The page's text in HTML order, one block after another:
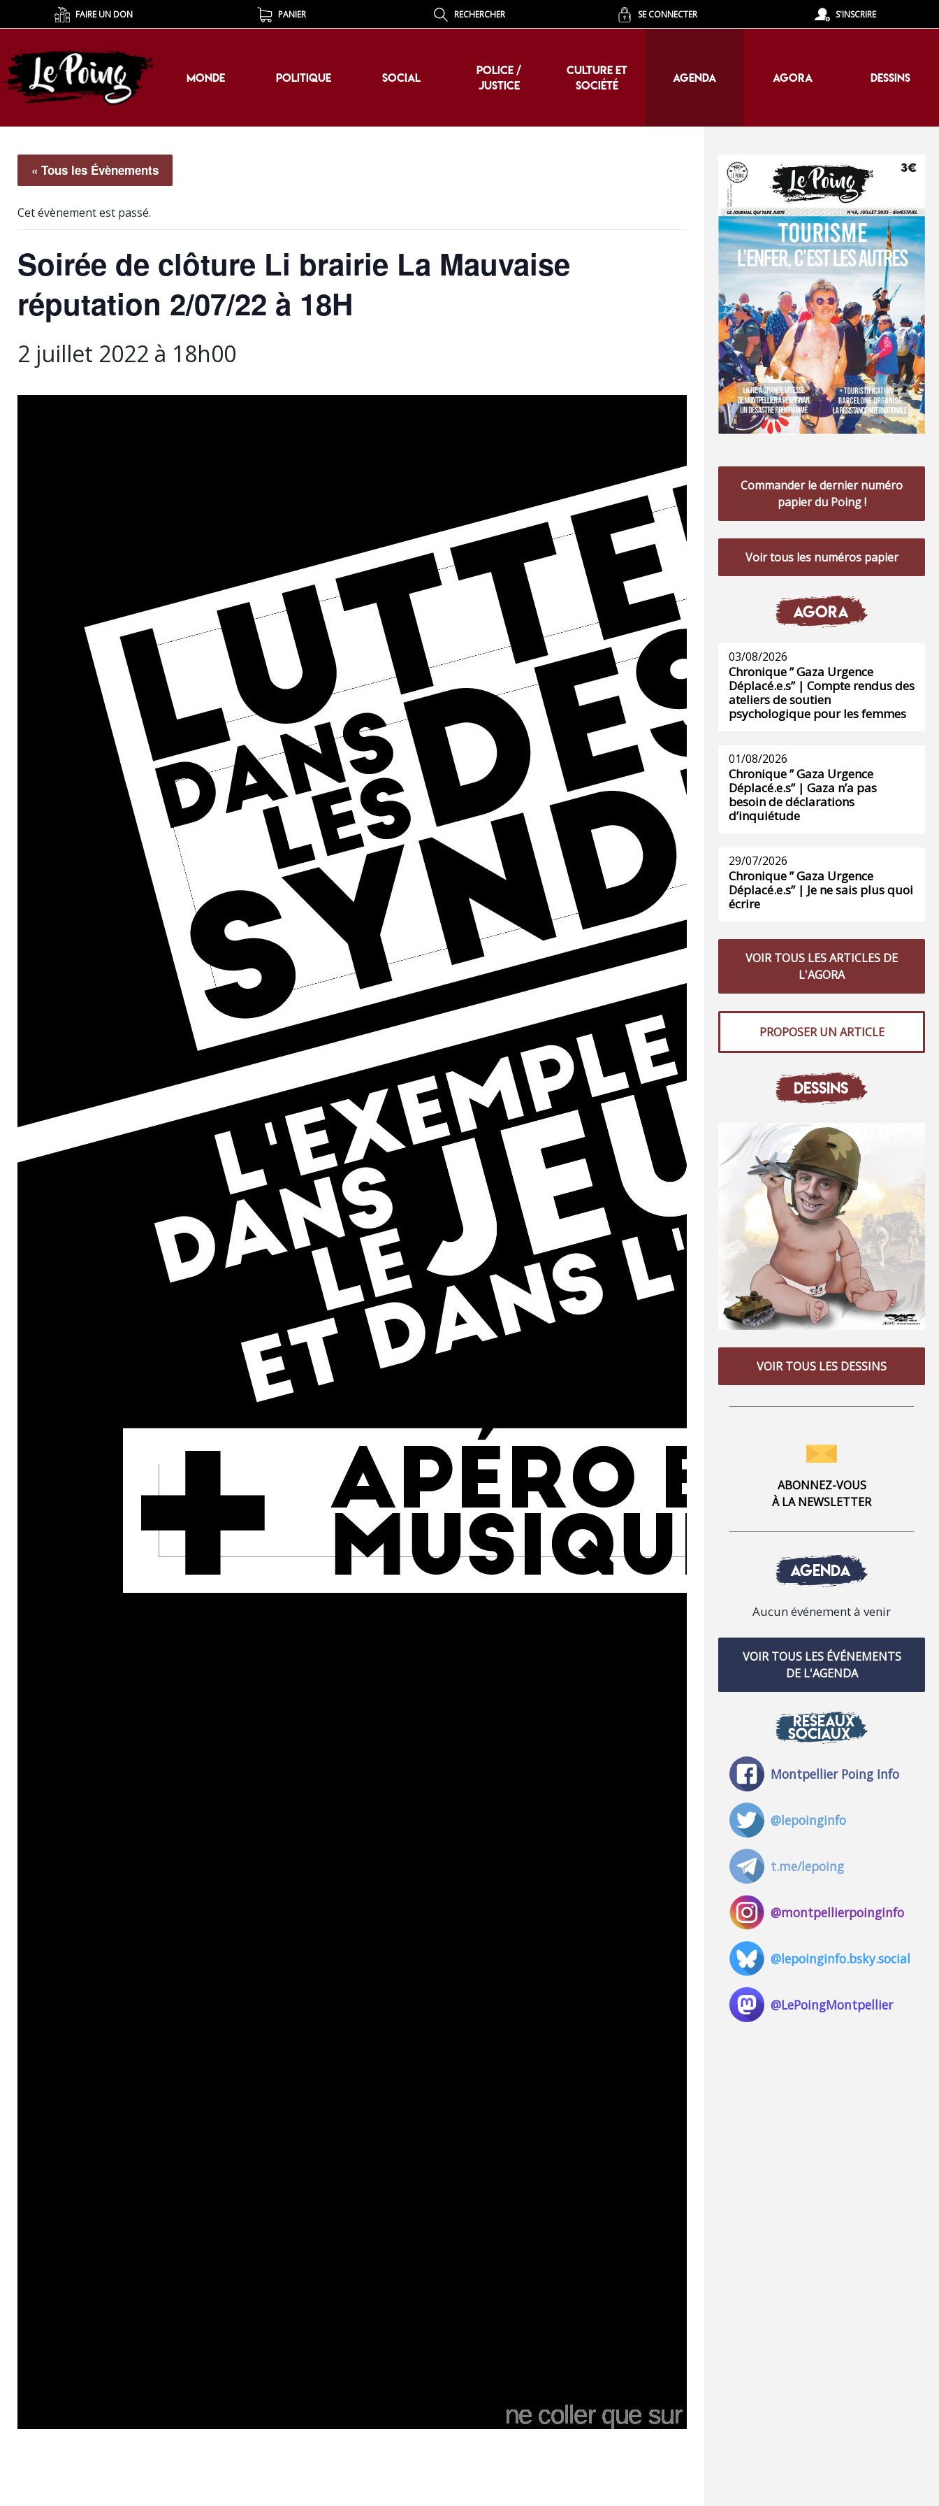
FAIRE UN DON PANIER RECHERCHER SE CONNECTER S'INSCRIRE
MONDE POLITIQUE SOCIAL
POLICE /
JUSTICE
CULTURE ET
SOCIÉTÉ
AGENDA AGORA DESSINS
MONDE POLITIQUE SOCIAL
POLICE /
JUSTICE
CULTURE ET
SOCIÉTÉ
AGENDA AGORA DESSINS
« Tous les Évènements
Cet évènement est passé.
Soirée de clôture Li brairie La Mauvaise
réputation 2/07/22 à 18H
2 juillet 2022 à 18h00
Commander le dernier numéro
papier du Poing !
Voir tous les numéros papier
AGORA
03/08/2026
Chronique ” Gaza Urgence
Déplacé.e.s” | Compte rendus des
ateliers de soutien
psychologique pour les femmes
01/08/2026
Chronique ” Gaza Urgence
Déplacé.e.s” | Gaza n’a pas
besoin de déclarations
d’inquiétude
29/07/2026
Chronique ” Gaza Urgence
Déplacé.e.s” | Je ne sais plus quoi
écrire
VOIR TOUS LES ARTICLES DE
L'AGORA
PROPOSER UN ARTICLE
DESSINS
VOIR TOUS LES DESSINS
ABONNEZ-VOUS
À LA NEWSLETTER
AGENDA
Aucun événement à venir
VOIR TOUS LES ÉVÉNEMENTS
DE L'AGENDA
RÉSEAUX
SOCIAUX
Montpellier Poing Info
@lepoinginfo
t.me/lepoing
@montpellierpoinginfo
@lepoinginfo.bsky.social
@LePoingMontpellier